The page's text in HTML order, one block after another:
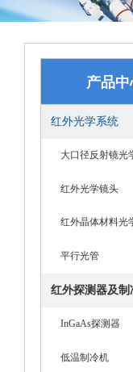
产品中
红外光学系统
大口径反射镜光
红外光学镜头
红外晶体材料光
平行光管
红外探测器及制
InGaAs探测器
低温制冷机